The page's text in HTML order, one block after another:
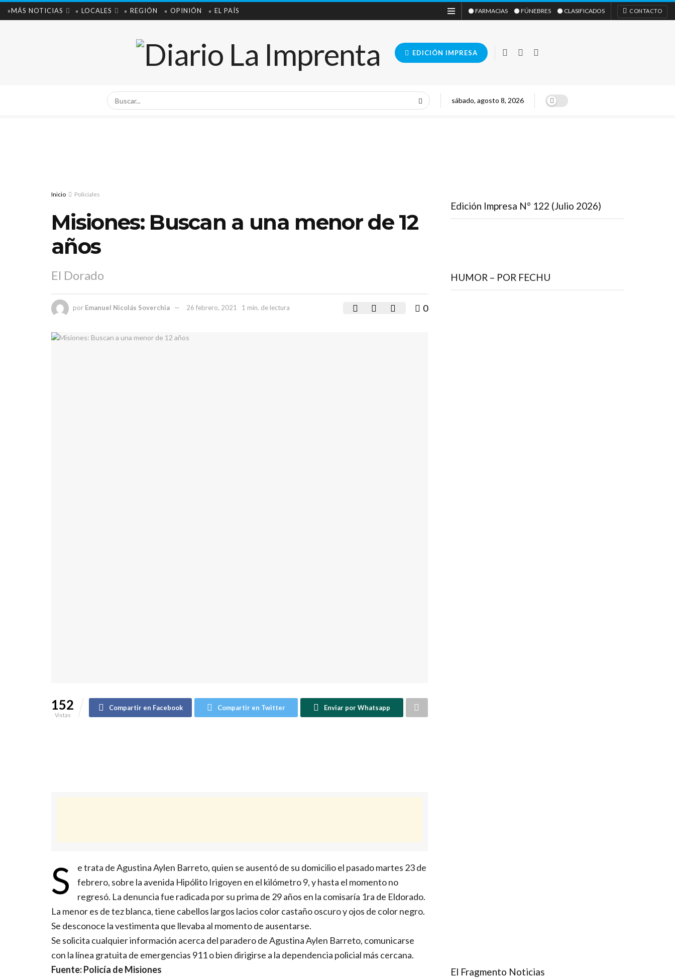
»MÁS NOTICIAS ∘ LOCALES ∘ REGIÓN ∘ OPINIÓN ∘ EL PAÍS ⚫ FARMACIAS ⚫ FÚNEBRES ⚫ CLASIFICADOS CONTACTO
EDICIÓN IMPRESA
sábado, agosto 8, 2026
Inicio Policiales
Misiones: Buscan a una menor de 12
años
El Dorado
por Emanuel Nicolás Soverchia 26 febrero, 2021 1 min. de lectura 0
152
Vistas
Compartir en Facebook Compartir en Twitter Enviar por Whatsapp
S
e trata de Agustina Aylen Barreto, quien se ausentó de su domicilio el pasado martes 23 de
febrero, sobre la avenida Hipólito Irigoyen en el kilómetro 9, y hasta el momento no
regresó. La denuncia fue radicada por su prima de 29 años en la comisaría 1ra de Eldorado.
La menor es de tez blanca, tiene cabellos largos lacios color castaño oscuro y ojos de color negro.
Se desconoce la vestimenta que llevaba al momento de ausentarse.
Se solicita cualquier información acerca del paradero de Agustina Aylen Barreto, comunicarse
con la línea gratuita de emergencias 911 o bien dirigirse a la dependencia policial más cercana.
Fuente: Policía de Misiones
Edición Impresa N° 122 (Julio 2026)
HUMOR – POR FECHU
El Fragmento Noticias